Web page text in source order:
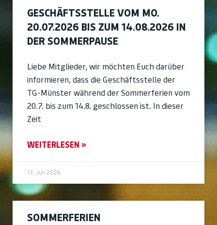
GESCHÄFTSSTELLE VOM MO.
20.07.2026 BIS ZUM 14.08.2026 IN
DER SOMMERPAUSE
Liebe Mitglieder, wir möchten Euch darüber
informieren, dass die Geschäftsstelle der
TG-Münster während der Sommerferien vom
20.7. bis zum 14.8. geschlossen ist. In dieser
Zeit
WEITERLESEN »
13. Juli 2026
SOMMERFERIEN